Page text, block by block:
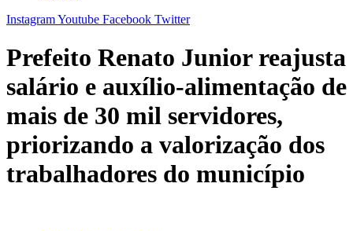
InstagramYoutube Facebook Twitter
Prefeito Renato Junior reajusta
salário e auxílio-alimentação de
mais de 30 mil servidores,
priorizando a valorização dos
trabalhadores do município